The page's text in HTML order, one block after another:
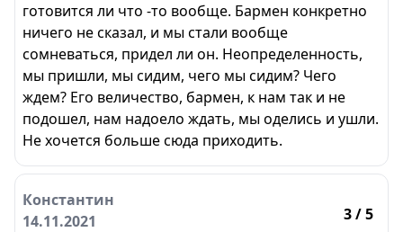
готовится ли что -то вообще. Бармен конкретно
ничего не сказал, и мы стали вообще
сомневаться, придел ли он. Неопределенность,
мы пришли, мы сидим, чего мы сидим? Чего
ждем? Его величество, бармен, к нам так и не
подошел, нам надоело ждать, мы оделись и ушли.
Не хочется больше сюда приходить.
Константин
14.11.2021
3/ 5